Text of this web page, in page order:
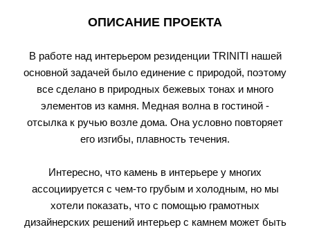
ОПИСАНИЕ ПРОЕКТА
В работе над интерьером резиденции TRINITI нашей
основной задачей было единение с природой, поэтому
все сделано в природных бежевых тонах и много
элементов из камня. Медная волна в гостиной -
отсылка к ручью возле дома. Она условно повторяет
его изгибы, плавность течения.
Интересно, что камень в интерьере у многих
ассоциируется с чем-то грубым и холодным, но мы
хотели показать, что с помощью грамотных
дизайнерских решений интерьер с камнем может быть